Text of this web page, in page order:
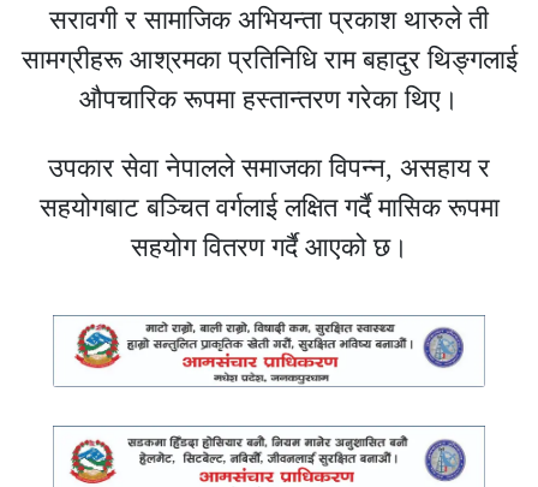
सरावगी र सामाजिक अभियन्ता प्रकाश थारुले ती
सामग्रीहरू आश्रमका प्रतिनिधि राम बहादुर थिङ्गलाई
औपचारिक रूपमा हस्तान्तरण गरेका थिए।
उपकार सेवा नेपालले समाजका विपन्न, असहाय र
सहयोगबाट बञ्चित वर्गलाई लक्षित गर्दै मासिक रूपमा
सहयोग वितरण गर्दै आएको छ।